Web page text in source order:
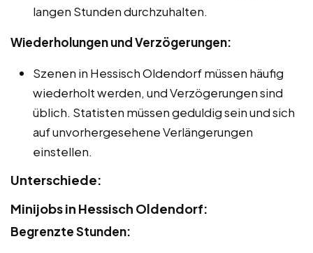
langen Stunden durchzuhalten.
Wiederholungen und Verzögerungen:
Szenen in Hessisch Oldendorf müssen häufig
wiederholt werden, und Verzögerungen sind
üblich. Statisten müssen geduldig sein und sich
auf unvorhergesehene Verlängerungen
einstellen.
Unterschiede:
Minijobs in Hessisch Oldendorf:
Begrenzte Stunden: